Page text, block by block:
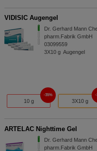
VIDISIC Augengel
Dr. Gerhard Mann
pharm.Fabrik GmbH
03099559
3X10 g Augengel
10 g
35%
3X10 g
ARTELAC Nighttime Gel
Dr. Gerhard Mann
pharm.Fabrik GmbH